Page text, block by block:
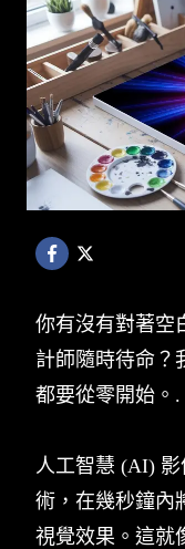
你有沒有對著空
計師隨時待命？
都要從零開始。.
人工智慧 (AI)
術，在幾秒鐘內
視覺效果。這就